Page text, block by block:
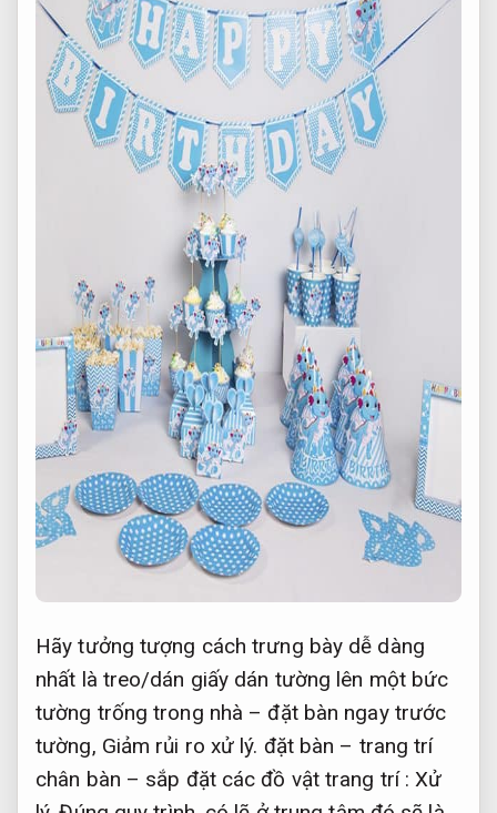
Hãy tưởng tượng cách trưng bày dễ dàng
nhất là treo/dán giấy dán tường lên một bức
tường trống trong nhà – đặt bàn ngay trước
tường, Giảm rủi ro xử lý. đặt bàn – trang trí
chân bàn – sắp đặt các đồ vật trang trí : Xử